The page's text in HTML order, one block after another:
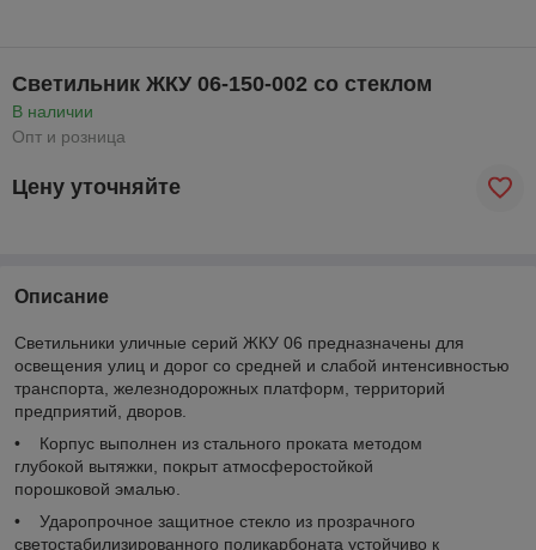
Светильник ЖКУ 06-150-002 со стеклом
В наличии
Опт и розница
Цену уточняйте
Описание
Светильники уличные серий ЖКУ 06 предназначены для
освещения улиц и дорог со средней и слабой интенсивностью
транспорта, железнодорожных платформ, территорий
предприятий, дворов.
• Корпус выполнен из стального проката методом
глубокой вытяжки, покрыт атмосферостойкой
порошковой эмалью.
• Ударопрочное защитное стекло из прозрачного
светостабилизированного поликарбоната устойчиво к